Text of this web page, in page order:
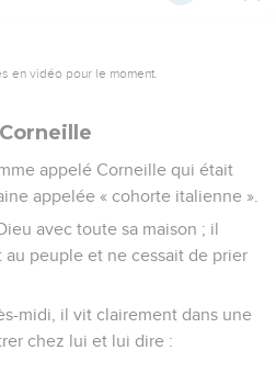
en vidéo pour le moment.
appelé Corneille qui était
appelée « cohorte italienne ».
avec toute sa maison ; il
peuple et ne cessait de prier
midi, il vit clairement dans une
chez lui et lui dire :